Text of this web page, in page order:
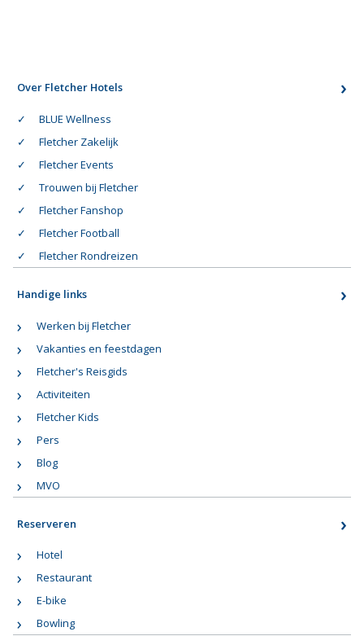
Over Fletcher Hotels
BLUE Wellness
Fletcher Zakelijk
Fletcher Events
Trouwen bij Fletcher
Fletcher Fanshop
Fletcher Football
Fletcher Rondreizen
Handige links
Werken bij Fletcher
Vakanties en feestdagen
Fletcher's Reisgids
Activiteiten
Fletcher Kids
Pers
Blog
MVO
Reserveren
Hotel
Restaurant
E-bike
Bowling